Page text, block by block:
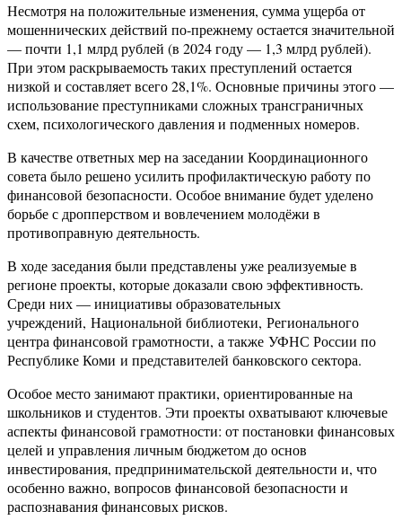
Несмотря на положительные изменения, сумма ущерба от
мошеннических действий по-прежнему остается значительной
— почти 1,1 млрд рублей (в 2024 году — 1,3 млрд рублей).
При этом раскрываемость таких преступлений остается
низкой и составляет всего 28,1%. Основные причины этого —
использование преступниками сложных трансграничных
схем, психологического давления и подменных номеров.
В качестве ответных мер на заседании Координационного
совета было решено усилить профилактическую работу по
финансовой безопасности. Особое внимание будет уделено
борьбе с дропперством и вовлечением молодёжи в
противоправную деятельность.
В ходе заседания были представлены уже реализуемые в
регионе проекты, которые доказали свою эффективность.
Среди них — инициативы образовательных
учреждений, Национальной библиотеки, Регионального
центра финансовой грамотности, а также УФНС России по
Республике Коми и представителей банковского сектора.
Особое место занимают практики, ориентированные на
школьников и студентов. Эти проекты охватывают ключевые
аспекты финансовой грамотности: от постановки финансовых
целей и управления личным бюджетом до основ
инвестирования, предпринимательской деятельности и, что
особенно важно, вопросов финансовой безопасности и
распознавания финансовых рисков.